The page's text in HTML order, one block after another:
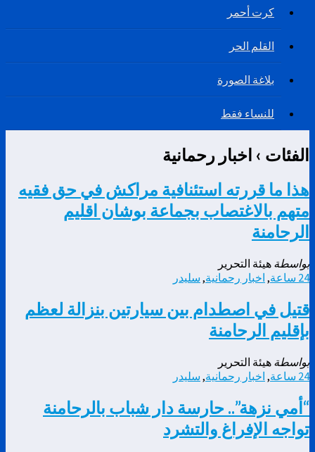
كرت أحمر
القلم الحر
بلاغة الصورة
للنساء فقط
الفئات › اخبار رحمانية
هذا ما قررته استئنافية مراكش في حق فقيه
متهم بالاغتصاب بجماعة بوشان اقليم
الرحامنة
بواسطة هيئة التحرير
24 ساعة
, اخبار رحمانية, سليدر
قتيل في اصطدام بين سيارتين بنزالة لعظم
بإقليم الرحامنة
بواسطة هيئة التحرير
24 ساعة
, اخبار رحمانية, سليدر
“أمي نزهة”.. حارسة دار شباب بالرحامنة
تواجه الإفراغ والتشرد